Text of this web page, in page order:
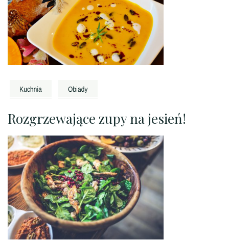
Rozgrzewające zupy na jesień!